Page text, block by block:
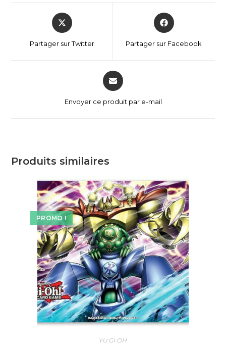
Partager sur Twitter Partager sur Facebook
Envoyer ce produit par e-mail
Produits similaires
PROMO !
AJOUTER AU PANIER
YU GI OH